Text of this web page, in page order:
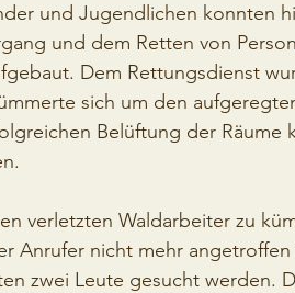
und Jugendlichen konnten
und dem Retten von
Dem Rettungsdienst
sich um den
Belüftung der Räume
verletzten Waldarbeiter zu
Anrufer nicht mehr
zwei Leute gesucht werden.